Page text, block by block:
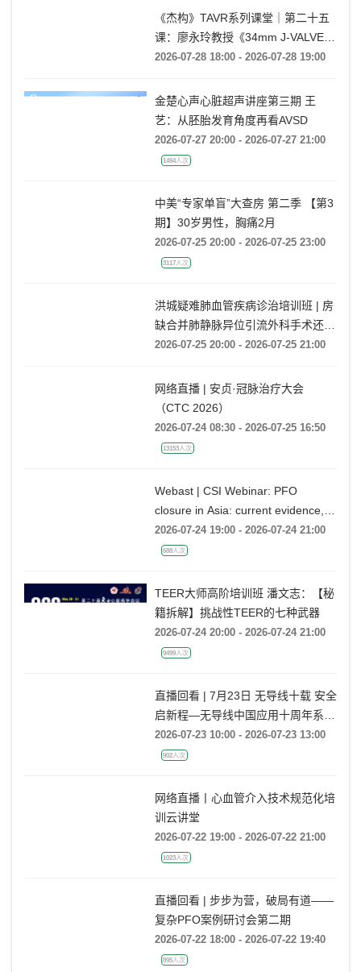
《杰构》TAVR系列课堂｜第二十五
课：廖永玲教授《34mm J-VALVE
TF 治疗超大瓣环AR的实战经验》
2026-07-28 18:00 - 2026-07-28 19:00
金楚心声心脏超声讲座第三期 王
艺：从胚胎发育角度再看AVSD
2026-07-27 20:00 - 2026-07-27 21:00
1494人次
中美“专家单盲”大查房 第二季 【第3
期】30岁男性，胸痛2月
2026-07-25 20:00 - 2026-07-25 23:00
3117人次
洪城疑难肺血管疾病诊治培训班 | 房
缺合并肺静脉异位引流外科手术还是
药物保守治疗?
2026-07-25 20:00 - 2026-07-25 21:00
网络直播 | 安贞·冠脉治疗大会
（CTC 2026）
2026-07-24 08:30 - 2026-07-25 16:50
13153人次
Webast | CSI Webinar: PFO
closure in Asia: current evidence,
emerging indications and future
directions
2026-07-24 19:00 - 2026-07-24 21:00
688人次
TEER大师高阶培训班 潘文志：【秘
籍拆解】挑战性TEER的七种武器
2026-07-24 20:00 - 2026-07-24 21:00
9499人次
直播回看 | 7月23日 无导线十载 安全
启新程—无导线中国应用十周年系列
活动
2026-07-23 10:00 - 2026-07-23 13:00
902人次
网络直播丨心血管介入技术规范化培
训云讲堂
2026-07-22 19:00 - 2026-07-22 21:00
1023人次
直播回看 | 步步为营，破局有道——
复杂PFO案例研讨会第二期
2026-07-22 18:00 - 2026-07-22 19:40
895人次